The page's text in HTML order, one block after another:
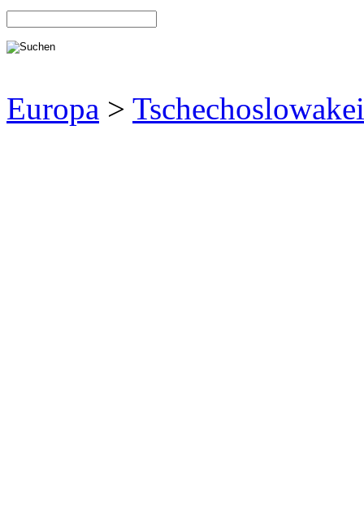
Europa > Tschechoslowakei